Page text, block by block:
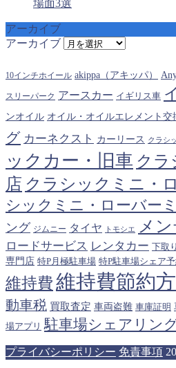
場面3選
アーカイブ
アーカイブ
10インチホイール akippa（アキッパ）
スリーパーク アースカー イギリス車
ンオイル オイル・オイルエレメント交
グ カーネクスト カーリース クラシ
ックカー・旧車 クラ
店 クラシックミニ・
シックミニ・ローバー
ング ジムニー タイヤ トモシエ メ
ロードサービス レンタカー 下取り
専門店 特P月極駐車場 特P駐車場シェア
維持費 維持費節約
動車税 買取査定 車両盗難 車庫証明
場アプリ 駐車場シェアリン
プライバシーポリシー 免責事項